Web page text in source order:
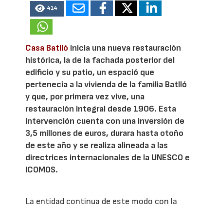
414
Casa Batlló inicia una nueva restauración
histórica, la de la fachada posterior del
edificio y su patio, un espació que
pertenecía a la vivienda de la familia Batlló
y que, por primera vez vive, una
restauración integral desde 1906. Esta
intervención cuenta con una inversión de
3,5 millones de euros, durara hasta otoño
de este año y se realiza alineada a las
directrices internacionales de la UNESCO e
ICOMOS.
La entidad continua de este modo con la